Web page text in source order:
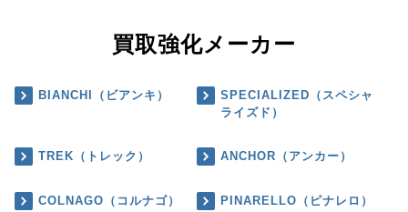
買取強化メーカー
BIANCHI（ビアンキ）
SPECIALIZED（スペシャ
ライズド）
TREK（トレック） ANCHOR（アンカー）
COLNAGO（コルナゴ） PINARELLO（ピナレロ）